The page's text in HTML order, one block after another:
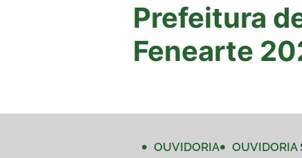
Prefeitura
Fenearte
OUVIDORIA OUVIDORIA